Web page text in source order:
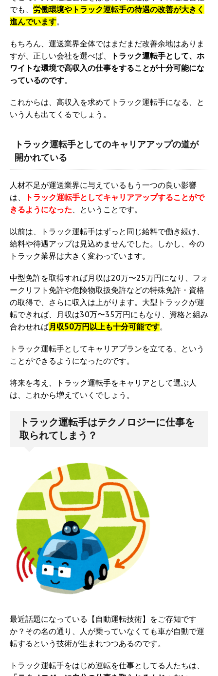
でも、 労働環境やトラック運転手の待遇の改善が大きく
進んでいます。
もちろん、運送業界全体ではまだまだ改善余地はありま
すが、正しい会社を選べば、
トラック運転手として、ホ
ワイトな環境で高収入の仕事をすることが十分可能にな
っているのです。
これからは、高収入を求めてトラック運転手になる、と
いう人も出てくるでしょう。
トラック運転手としてのキャリアアップの道が
開かれている
人材不足が運送業界に与えているもう一つの良い影響
は、
トラック運転手としてキャリアアップすることがで
きるようになった、ということです。
以前は、トラック運転手はずっと同じ給料で働き続け、
給料や待遇アップは見込めませんでした。しかし、今の
トラック業界は大きく変わっています。
中型免許を取得すれば月収は20万〜25万円になり、フォ
ークリフト免許や危険物取扱免許などの特殊免許・資格
の取得で、さらに収入は上がります。大型トラックが運
転できれば、月収は30万〜35万円にもなり、資格と組み
合わせれば月収50万円以上も十分可能です。
トラック運転手としてキャリアプランを立てる、という
ことができるようになったのです。
将来を考え、トラック運転手をキャリアとして選ぶ人
は、これから増えていくでしょう。
トラック運転手はテクノロジーに仕事を
取られてしまう？
最近話題になっている【自動運転技術】をご存知です
か？その名の通り、人が乗っていなくても車が自動で運
転するという技術が生まれつつあるのです。
トラック運転手をはじめ運転を仕事としてる人たちは、